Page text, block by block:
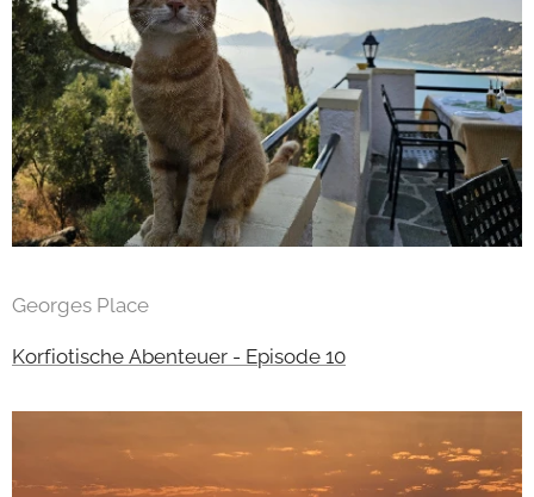
Georges Place
Korfiotische Abenteuer - Episode 10